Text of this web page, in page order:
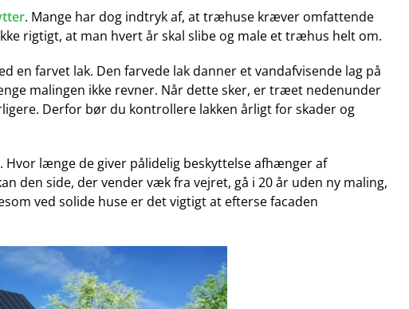
. Mange har dog indtryk af, at træhuse kræver omfattende
rigtigt, at man hvert år skal slibe og male et træhus helt om.
farvet lak. Den farvede lak danner et vandafvisende lag på
malingen ikke revner. Når dette sker, er træet nedenunder
Derfor bør du kontrollere lakken årligt for skader og
længe de giver pålidelig beskyttelse afhænger af
den side, der vender væk fra vejret, gå i 20 år uden ny maling,
ved solide huse er det vigtigt at efterse facaden